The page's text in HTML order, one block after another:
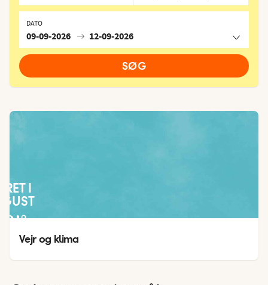
DATO
09-09-2026 12-09-2026
SØG
I
24°
21°
Vejr og klima